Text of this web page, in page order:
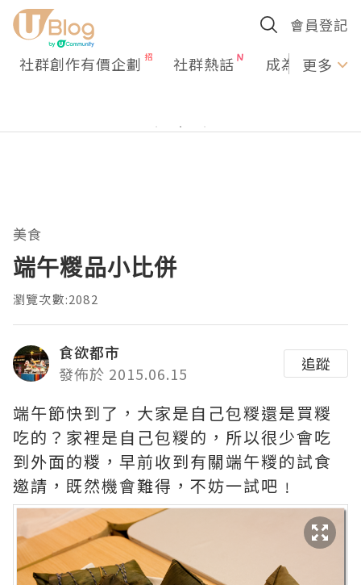
會員登記
社群創作有價企劃 社群熱話 成為U更多
美食
端午糉品小比併
瀏覽次數:2082
食欲都市
發佈於 2015.06.15
追蹤
端午節快到了，大家是自己包糉還是買糉
吃的？家裡是自己包糉的，所以很少會吃
到外面的糉，早前收到有關端午糉的試食
邀請，既然機會難得，不妨一試吧﹗